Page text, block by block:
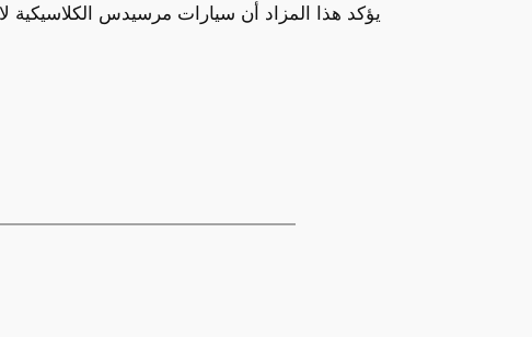
يؤكد هذا المزاد أن سيارات مرسيدس الكلاسيكية